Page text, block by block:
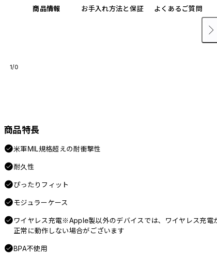
商品情報 お手入れ方法と保証 よくあるご質問
1/0
商品特長
米軍MIL規格超えの耐衝撃性
耐久性
ぴったりフィット
モジュラーケース
ワイヤレス充電※Apple製以外のデバイスでは、ワイヤレス充電
正常に動作しない場合がございます
BPA不使用